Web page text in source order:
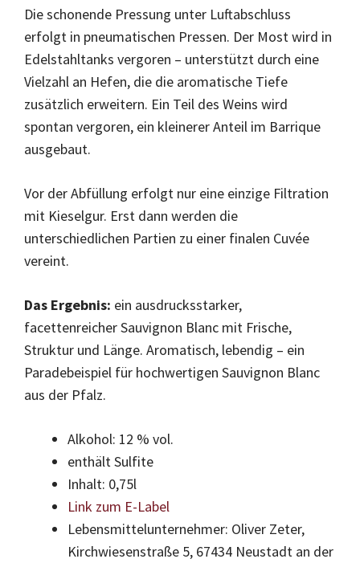
Die schonende Pressung unter Luftabschluss
erfolgt in pneumatischen Pressen. Der Most wird in
Edelstahltanks vergoren – unterstützt durch eine
Vielzahl an Hefen, die die aromatische Tiefe
zusätzlich erweitern. Ein Teil des Weins wird
spontan vergoren, ein kleinerer Anteil im Barrique
ausgebaut.
Vor der Abfüllung erfolgt nur eine einzige Filtration
mit Kieselgur. Erst dann werden die
unterschiedlichen Partien zu einer finalen Cuvée
vereint.
Das Ergebnis: ein ausdrucksstarker,
facettenreicher Sauvignon Blanc mit Frische,
Struktur und Länge. Aromatisch, lebendig – ein
Paradebeispiel für hochwertigen Sauvignon Blanc
aus der Pfalz.
Alkohol: 12 % vol.
enthält Sulfite
Inhalt: 0,75l
Link zum E-Label
Lebensmittelunternehmer: Oliver Zeter,
Kirchwiesenstraße 5, 67434 Neustadt an der